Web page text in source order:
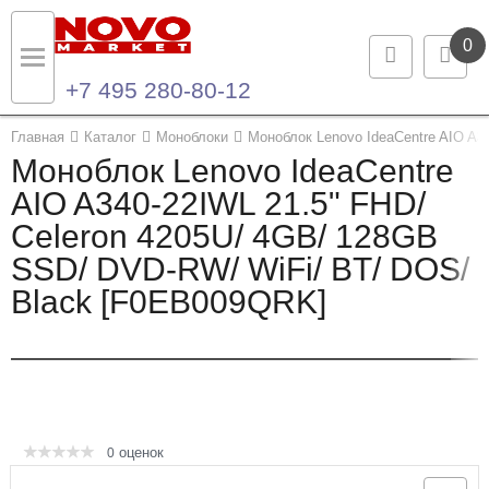
0
+7 495 280-80-12
Главная Каталог Моноблоки Моноблок Lenovo IdeaCentre AIO
Моноблок Lenovo IdeaCentre
AIO A340-22IWL 21.5" FHD/
Celeron 4205U/ 4GB/ 128GB
SSD/ DVD-RW/ WiFi/ BT/ DOS/
Black [F0EB009QRK]
0 оценок
Назад
Каталог продукции
Ноутбуки и ультрабуки
Компьютеры
Назад
Контакты
Контактная информация